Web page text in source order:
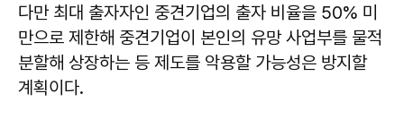
다만 최대 출자자인 중견기업의 출자 비율을 50% 미
만으로 제한해 중견기업이 본인의 유망 사업부를 물적
분할해 상장하는 등 제도를 악용할 가능성은 방지할
계획이다.